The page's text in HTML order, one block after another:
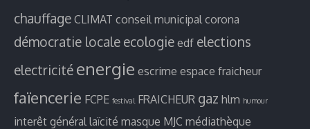
chauffage CLIMAT conseil municipal corona
démocratie locale ecologie edf elections
electricité energie escrime espace fraicheur
faïencerie FCPE festival FRAICHEUR gaz hlm humour
interêt général laïcité masque MJC médiathèque